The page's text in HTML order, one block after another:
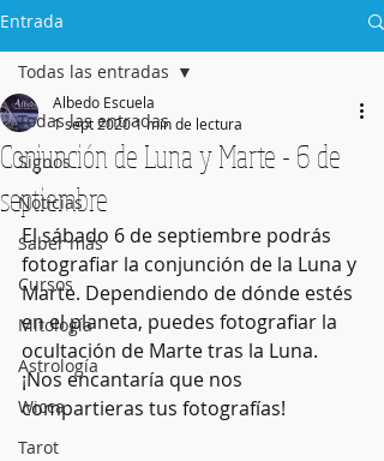
Entrada
Todas las entradas
Signos
Noticias
Saber más
Cursos
Mitología
Astrología
Wicca
Tarot
Todas las entradas
Conjunción de Luna y Marte - 6 de
septiembre
Albedo Escuela
1 sept 20201 min de lectura
El sábado 6 de septiembre podrás
fotografiar la conjunción de la Luna y
Marte. Dependiendo de dónde estés
en el planeta, puedes fotografiar la
ocultación de Marte tras la Luna.
¡Nos encantaría que nos
compartieras tus fotografías!